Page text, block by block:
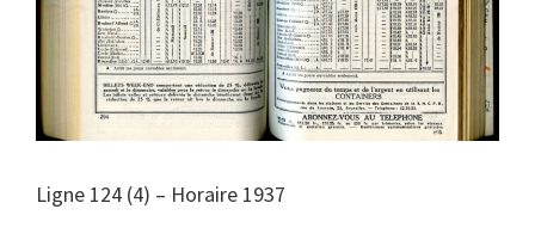
Ligne 124 (4) – Horaire 1937